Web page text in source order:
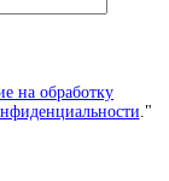
на обработку
."